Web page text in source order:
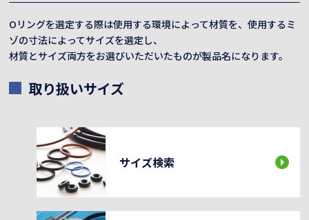
Oリングを選定する際は使用する環境によって材質を、使用するミ
ゾの寸法によってサイズを選定し、
材質とサイズ両方をお選びいただいたものが製品名になります。
取り扱いサイズ
サイズ検索